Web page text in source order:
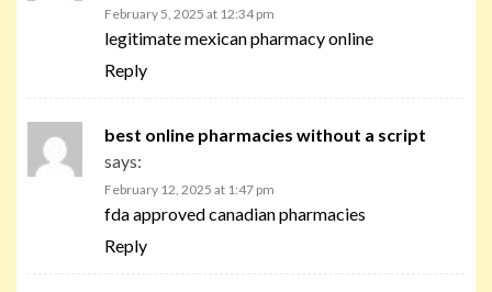
February 5, 2025 at 12:34 pm
legitimate mexican pharmacy online
Reply
best online pharmacies without a script
says:
February 12, 2025 at 1:47 pm
fda approved canadian pharmacies
Reply